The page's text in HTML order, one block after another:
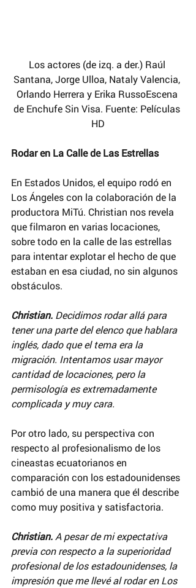
Los actores (de izq. a der.) Raúl
Santana, Jorge Ulloa, Nataly Valencia,
Orlando Herrera y Erika RussoEscena
de Enchufe Sin Visa. Fuente: Películas
HD
Rodar en La Calle de Las Estrellas
En Estados Unidos, el equipo rodó en
Los Ángeles con la colaboración de la
productora MiTú. Christian nos revela
que filmaron en varias locaciones,
sobre todo en la calle de las estrellas
para intentar explotar el hecho de que
estaban en esa ciudad, no sin algunos
obstáculos.
Christian. Decidimos rodar allá para
tener una parte del elenco que hablara
inglés, dado que el tema era la
migración. Intentamos usar mayor
cantidad de locaciones, pero la
permisología es extremadamente
complicada y muy cara.
Por otro lado, su perspectiva con
respecto al profesionalismo de los
cineastas ecuatorianos en
comparación con los estadounidenses
cambió de una manera que él describe
como muy positiva y satisfactoria.
Christian. A pesar de mi expectativa
previa con respecto a la superioridad
profesional de los estadounidenses, la
impresión que me llevé al rodar en Los